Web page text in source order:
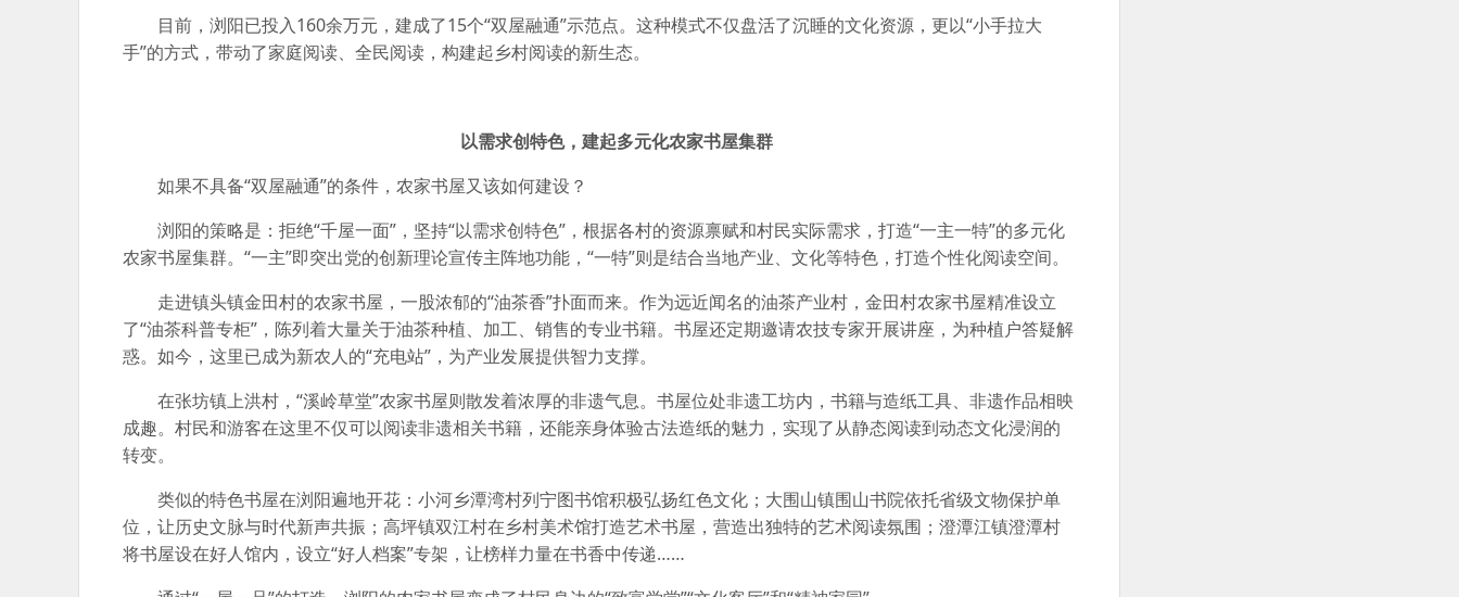
目前，浏阳已投入160余万元，建成了15个“双屋融通”示范点。这种模式不仅盘活了沉睡的文化资源，更以“小手拉大
手”的方式，带动了家庭阅读、全民阅读，构建起乡村阅读的新生态。
以需求创特色，建起多元化农家书屋集群
如果不具备“双屋融通”的条件，农家书屋又该如何建设？
浏阳的策略是：拒绝“千屋一面”，坚持“以需求创特色”，根据各村的资源禀赋和村民实际需求，打造“一主一特”的多元化
农家书屋集群。“一主”即突出党的创新理论宣传主阵地功能，“一特”则是结合当地产业、文化等特色，打造个性化阅读空间。
走进镇头镇金田村的农家书屋，一股浓郁的“油茶香”扑面而来。作为远近闻名的油茶产业村，金田村农家书屋精准设立
了“油茶科普专柜”，陈列着大量关于油茶种植、加工、销售的专业书籍。书屋还定期邀请农技专家开展讲座，为种植户答疑解
惑。如今，这里已成为新农人的“充电站”，为产业发展提供智力支撑。
在张坊镇上洪村，“溪岭草堂”农家书屋则散发着浓厚的非遗气息。书屋位处非遗工坊内，书籍与造纸工具、非遗作品相映
成趣。村民和游客在这里不仅可以阅读非遗相关书籍，还能亲身体验古法造纸的魅力，实现了从静态阅读到动态文化浸润的
转变。
类似的特色书屋在浏阳遍地开花：小河乡潭湾村列宁图书馆积极弘扬红色文化；大围山镇围山书院依托省级文物保护单
位，让历史文脉与时代新声共振；高坪镇双江村在乡村美术馆打造艺术书屋，营造出独特的艺术阅读氛围；澄潭江镇澄潭村
将书屋设在好人馆内，设立“好人档案”专架，让榜样力量在书香中传递……